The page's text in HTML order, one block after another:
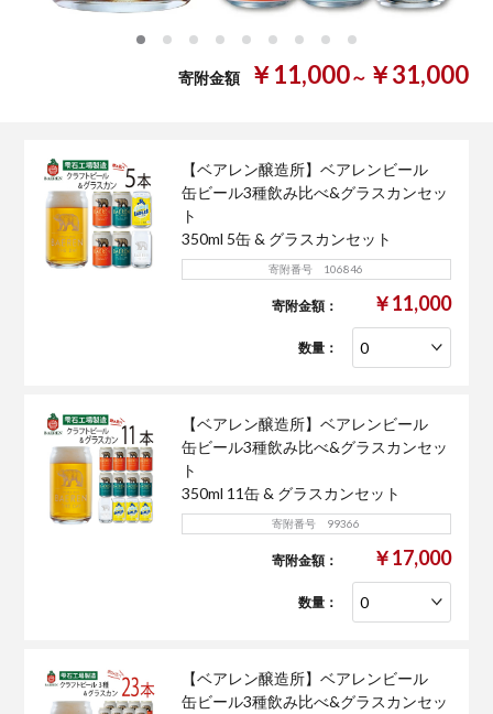
寄附金額 ￥11,000～ ￥31,000
【ベアレン醸造所】ベアレンビール
缶ビール3種飲み比べ&グラスカンセッ
ト
350ml 5缶 & グラスカンセット
寄附番号 106846
寄附金額： ￥11,000
数量：
【ベアレン醸造所】ベアレンビール
缶ビール3種飲み比べ&グラスカンセッ
ト
350ml 11缶 & グラスカンセット
寄附番号 99366
寄附金額： ￥17,000
数量：
【ベアレン醸造所】ベアレンビール
缶ビール3種飲み比べ&グラスカンセッ